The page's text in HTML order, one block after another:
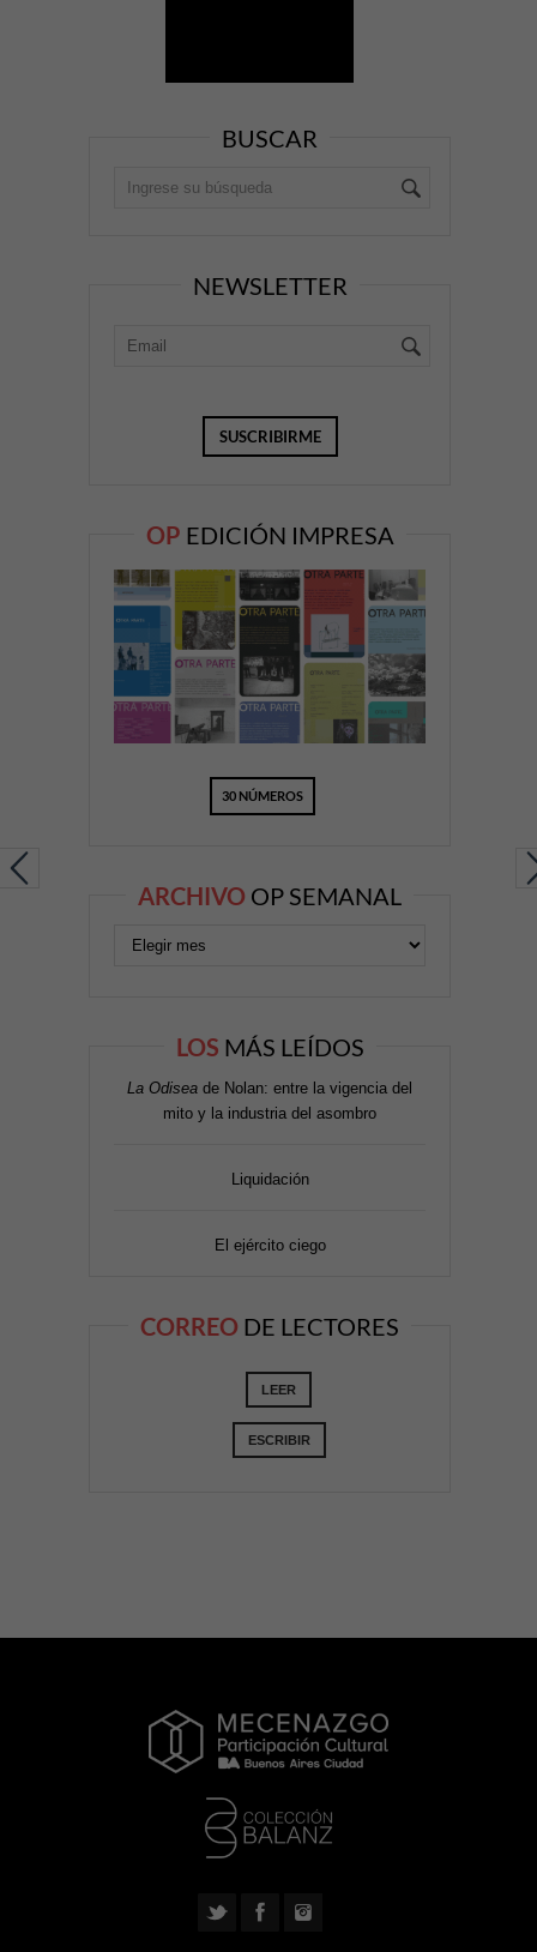
BUSCAR
NEWSLETTER
OP EDICIÓN IMPRESA
30 NÚMEROS
ARCHIVO OP SEMANAL
LOS MÁS LEÍDOS
La Odisea de Nolan: entre la vigencia del
mito y la industria del asombro
Liquidación
El ejército ciego
CORREO DE LECTORES
LEER
ESCRIBIR